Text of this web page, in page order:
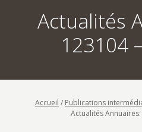
Actualités
123104
Accueil / Publications
Actualités